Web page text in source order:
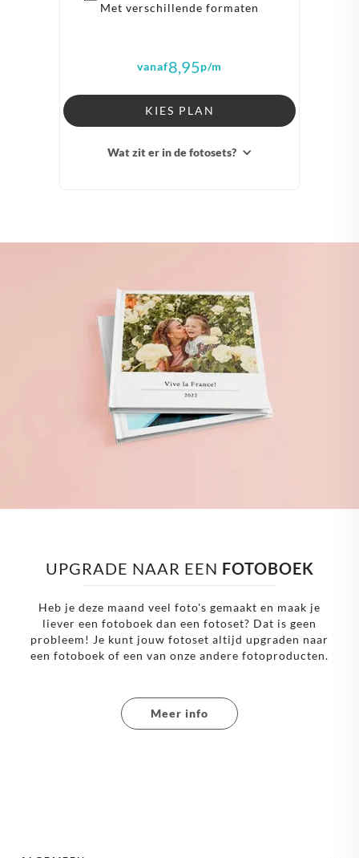
Met verschillende formaten
vanaf8,95p/m
KIES PLAN
Wat zit er in de fotosets?
UPGRADE NAAR EEN FOTOBOEK
Heb je deze maand veel foto's gemaakt en maak je
liever een fotoboek dan een fotoset? Dat is geen
probleem! Je kunt jouw fotoset altijd upgraden naar
een fotoboek of een van onze andere fotoproducten.
Meer info